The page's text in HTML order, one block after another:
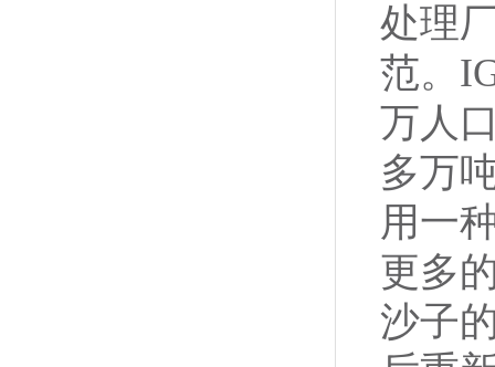
处理
范。
万人
多万
用一
更多
沙子